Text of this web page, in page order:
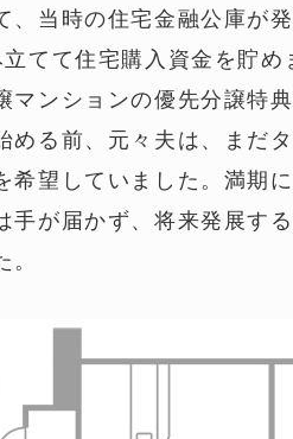
、当時の住宅金融公庫が
立てて住宅購入資金を貯
マンションの優先分譲特
める前、元々夫は、まだ
希望していました。満期
手が届かず、将来発展す